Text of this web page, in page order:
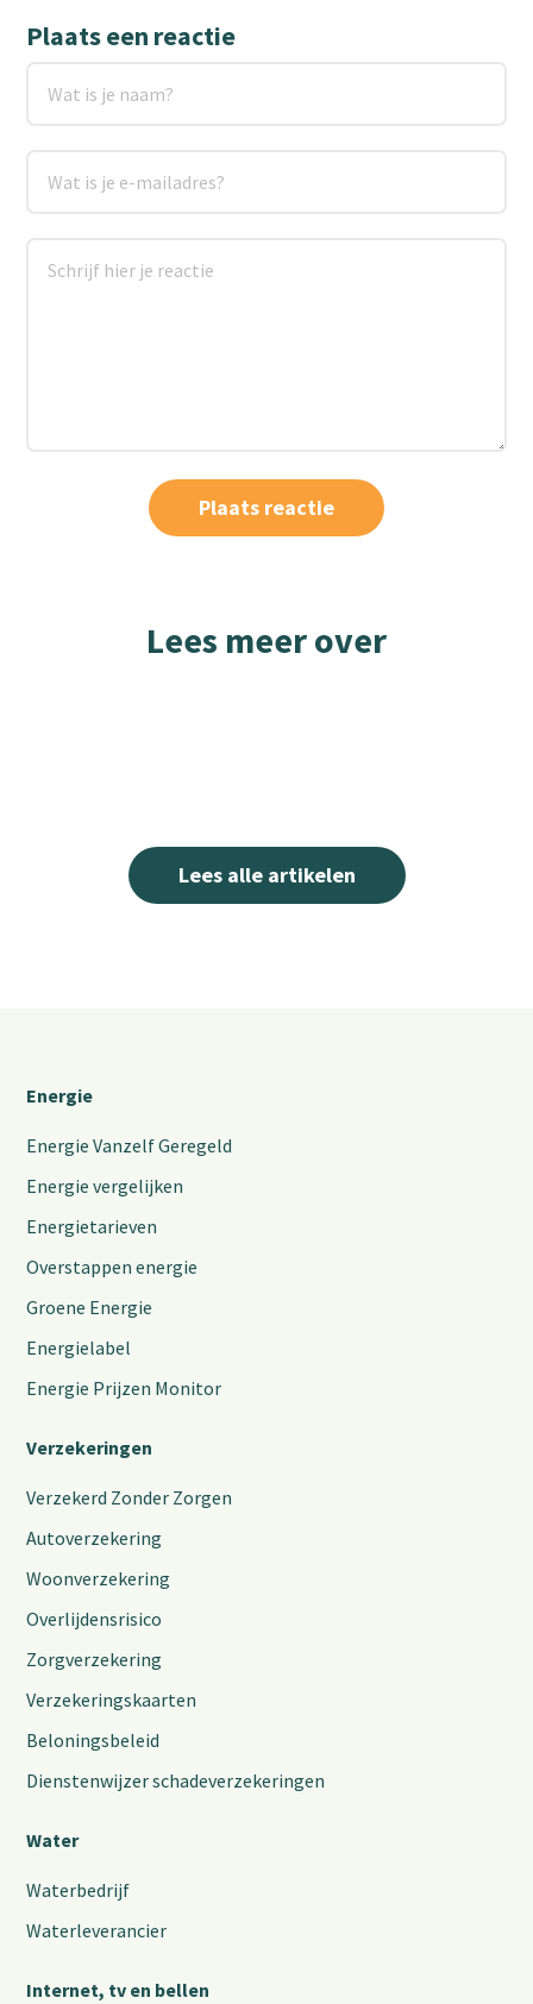
Plaats een reactie
Lees meer over
Lees alle artikelen
Energie
Energie Vanzelf Geregeld
Energie vergelijken
Energietarieven
Overstappen energie
Groene Energie
Energielabel
Energie Prijzen Monitor
Verzekeringen
Verzekerd Zonder Zorgen
Autoverzekering
Woonverzekering
Overlijdensrisico
Zorgverzekering
Verzekeringskaarten
Beloningsbeleid
Dienstenwijzer schadeverzekeringen
Water
Waterbedrijf
Waterleverancier
Internet, tv en bellen